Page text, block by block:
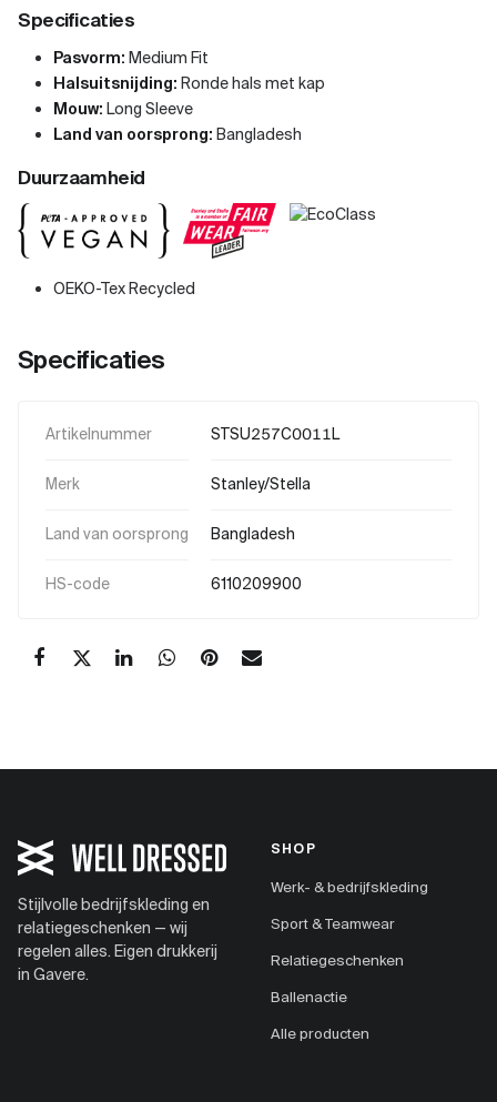
Specificaties
Pasvorm: Medium Fit
Halsuitsnijding: Ronde hals met kap
Mouw: Long Sleeve
Land van oorsprong: Bangladesh
Duurzaamheid
OEKO-Tex Recycled
Specificaties
Artikelnummer STSU257C0011L
Merk Stanley/Stella
Land van oorsprong Bangladesh
HS-code 6110209900
Stijlvolle bedrijfskleding en
relatiegeschenken — wij
regelen alles. Eigen drukkerij
in Gavere.
SHOP
Werk- & bedrijfskleding
Sport & Teamwear
Relatiegeschenken
Ballenactie
Alle producten